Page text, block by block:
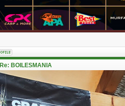
Re: BOILESMANIA